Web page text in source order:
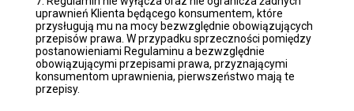
uprawnień Klienta będącego konsumentem, które
przysługują mu na mocy bezwzględnie obowiązujących
przepisów prawa. W przypadku sprzeczności pomiędzy
postanowieniami Regulaminu a bezwzględnie
obowiązującymi przepisami prawa, przyznającymi
konsumentom uprawnienia, pierwszeństwo mają te
przepisy.